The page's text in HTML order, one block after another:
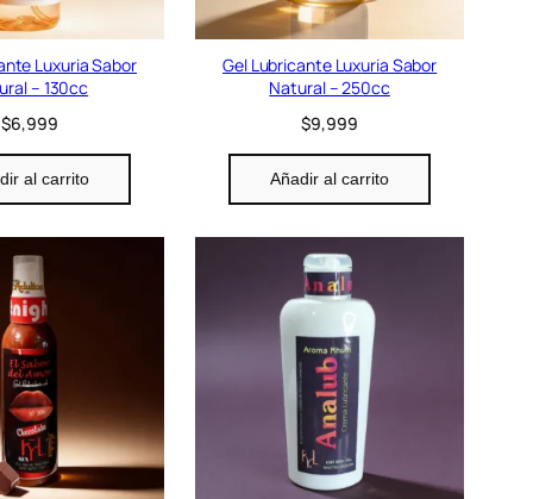
Luxuria Sabor
– 130cc
$6,999
al carrito
Gel Lubricante Luxuria Sabor
Natural – 250cc
$9,999
Añadir al carrito